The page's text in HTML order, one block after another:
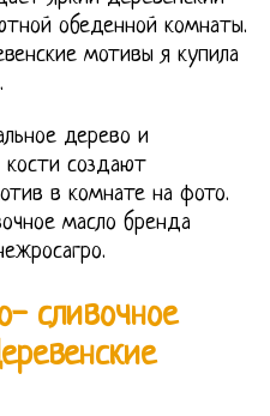
обеденной комнаты.
мотивы я купила
дерево и
кости создают
в комнате на фото.
масло бренда
сливочное